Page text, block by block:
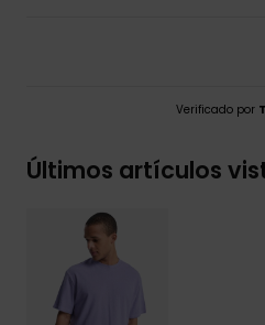
Verificado por
Últimos artículos